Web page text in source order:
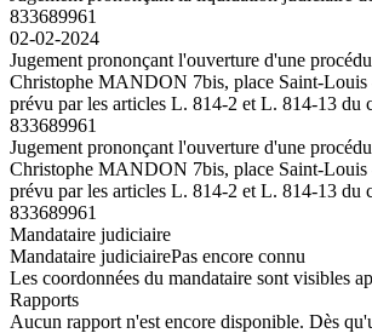
833689961
02-02-2024
Jugement prononçant l'ouverture d'une
Christophe MANDON 7bis, place Saint-Louis
prévu par les articles L. 814-2 et L. 814-13 du
833689961
Jugement prononçant l'ouverture d'une
Christophe MANDON 7bis, place Saint-Louis
prévu par les articles L. 814-2 et L. 814-13 du
833689961
Mandataire judiciaire
Mandataire judiciairePas encore connu
Les coordonnées du mandataire sont visibles
Rapports
Aucun rapport n'est encore disponible. Dès